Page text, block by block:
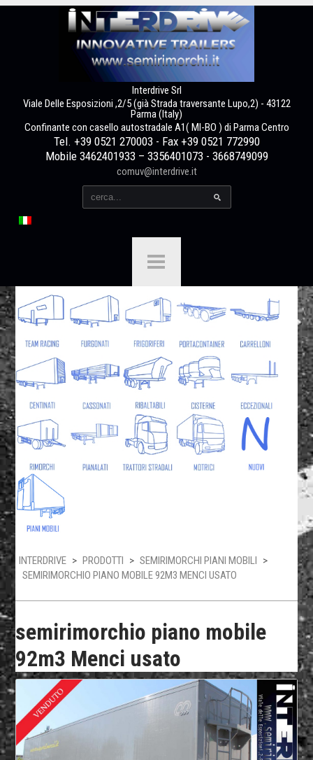
Interdrive Srl
Viale Delle Esposizioni ,2/5 (già Strada traversante Lupo,2) - 43122
Parma (Italy)
Confinante con casello autostradale A1( MI-BO ) di Parma Centro
Tel. +39 0521 270003 - Fax +39 0521 772990
Mobile 3462401933 – 3356401073 - 3668749099
comuv@interdrive.it
INTERDRIVE > PRODOTTI > SEMIRIMORCHI PIANI MOBILI >
SEMIRIMORCHIO PIANO MOBILE 92M3 MENCI USATO
semirimorchio piano mobile
92m3 Menci usato